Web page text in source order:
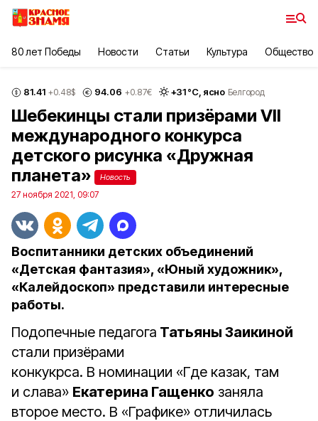
80 лет Победы Новости Статьи Культура Общество
81.41 +0.48$ 94.06 +0.87€ +31°С, ясно Белгород
Шебекинцы стали призёрами VII
международного конкурса
детского рисунка «Дружная
планета»
Новость
27 ноября 2021, 09:07
Воспитанники детских объединений
«Детская фантазия», «Юный художник»,
«Калейдоскоп» представили интересные
работы.
Подопечные педагога Татьяны Заикиной
стали призёрами
конкукрса. В номинации «Где казак, там
и слава» Екатерина Гащенко заняла
второе место. В «Графике» отличилась